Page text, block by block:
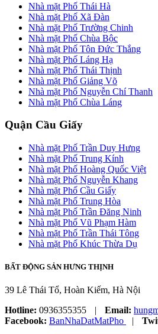
Nhà mặt Phố Thái Hà
Nhà mặt Phố Xã Đàn
Nhà mặt Phố Trường Chinh
Nhà mặt Phố Chùa Bộc
Nhà mặt Phố Tôn Đức Thắng
Nhà mặt Phố Láng Hạ
Nhà mặt Phố Thái Thịnh
Nhà mặt Phố Giảng Võ
Nhà mặt Phố Nguyễn Chí Thanh
Nhà mặt Phố Chùa Láng
Quận Cầu Giấy
Nhà mặt Phố Trần Duy Hưng
Nhà mặt Phố Trung Kính
Nhà mặt Phố Hoàng Quốc Việt
Nhà mặt Phố Nguyễn Khang
Nhà mặt Phố Cầu Giấy
Nhà mặt Phố Trung Hòa
Nhà mặt Phố Trần Đăng Ninh
Nhà mặt Phố Vũ Phạm Hàm
Nhà mặt Phố Trần Thái Tông
Nhà mặt Phố Khúc Thừa Dụ
BẤT ĐỘNG SẢN HƯNG THỊNH
39 Lê Thái Tổ, Hoàn Kiếm, Hà Nội
Hotline: 0936355355 | Email:
Facebook: BanNhaDatMatPho |